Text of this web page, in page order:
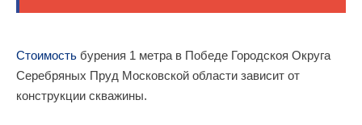
Стоимость бурения 1 метра в Победе Городскоя Округа
Серебряных Пруд Московской области зависит от
конструкции скважины.